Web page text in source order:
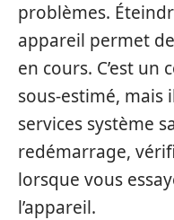
problèmes.
appareil permet
en cours. C’est
sous-estimé, mais
services système
redémarrage,
lorsque vous
l’appareil.